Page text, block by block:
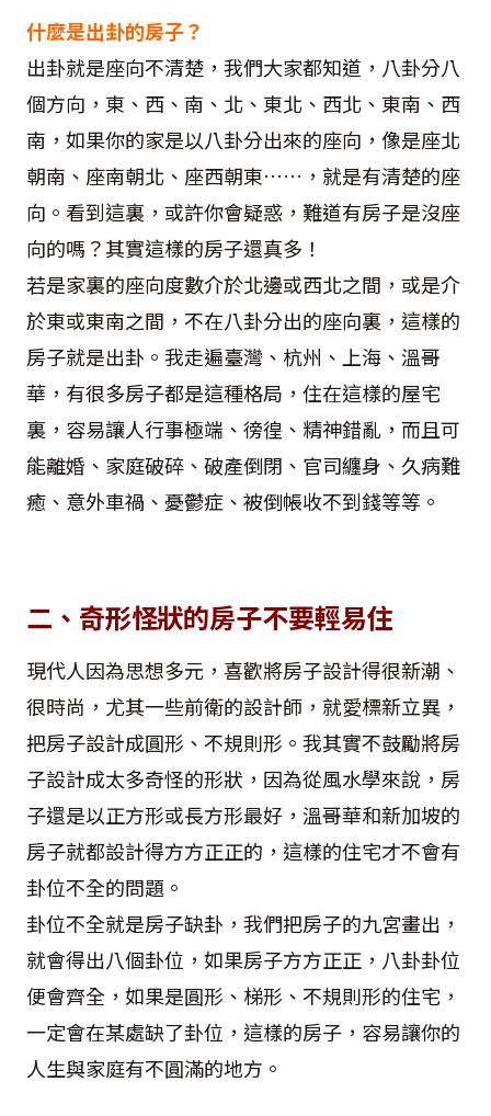
什麼是出卦的房子？
出卦就是座向不清楚，我們大家都知道，八卦分八
個方向，東、西、南、北、東北、西北、東南、西
南，如果你的家是以八卦分出來的座向，像是座北
朝南、座南朝北、座西朝東……，就是有清楚的座
向。看到這裏，或許你會疑惑，難道有房子是沒座
向的嗎？其實這樣的房子還真多！
若是家裏的座向度數介於北邊或西北之間，或是介
於東或東南之間，不在八卦分出的座向裏，這樣的
房子就是出卦。我走遍臺灣、杭州、上海、溫哥
華，有很多房子都是這種格局，住在這樣的屋宅
裏，容易讓人行事極端、徬徨、精神錯亂，而且可
能離婚、家庭破碎、破產倒閉、官司纏身、久病難
癒、意外車禍、憂鬱症、被倒帳收不到錢等等。
二、奇形怪狀的房子不要輕易住
現代人因為思想多元，喜歡將房子設計得很新潮、
很時尚，尤其一些前衛的設計師，就愛標新立異，
把房子設計成圓形、不規則形。我其實不鼓勵將房
子設計成太多奇怪的形狀，因為從風水學來說，房
子還是以正方形或長方形最好，溫哥華和新加坡的
房子就都設計得方方正正的，這樣的住宅才不會有
卦位不全的問題。
卦位不全就是房子缺卦，我們把房子的九宮畫出，
就會得出八個卦位，如果房子方方正正，八卦卦位
便會齊全，如果是圓形、梯形、不規則形的住宅，
一定會在某處缺了卦位，這樣的房子，容易讓你的
人生與家庭有不圓滿的地方。